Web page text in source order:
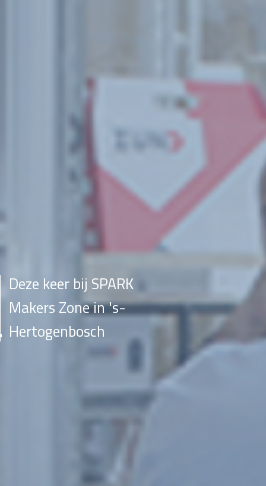
Deze keer bij SPARK
Makers Zone in 's-
Hertogenbosch